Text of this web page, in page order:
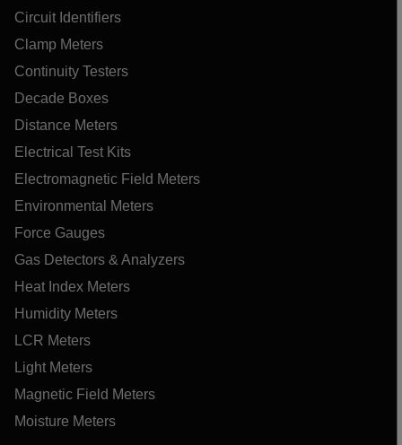
Circuit Identifiers
Clamp Meters
Continuity Testers
Decade Boxes
Distance Meters
Electrical Test Kits
Electromagnetic Field Meters
Environmental Meters
Force Gauges
Gas Detectors & Analyzers
Heat Index Meters
Humidity Meters
LCR Meters
Light Meters
Magnetic Field Meters
Moisture Meters